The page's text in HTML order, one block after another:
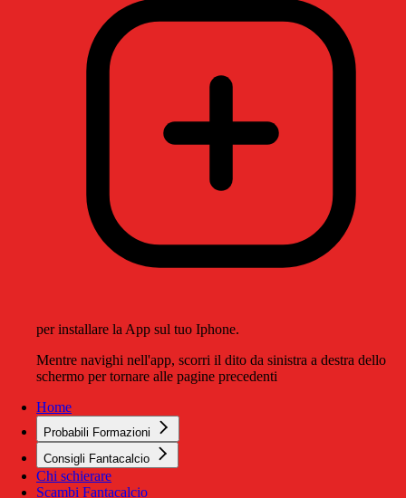
per installare la App sul tuo Iphone.
Mentre navighi nell'app, scorri il dito da sinistra a destra dello
schermo per tornare alle pagine precedenti
Home
Probabili Formazioni
Consigli Fantacalcio
Chi schierare
Scambi Fantacalcio